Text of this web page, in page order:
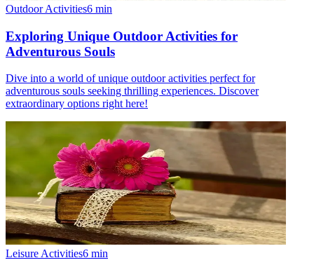
Outdoor Activities6 min
Exploring Unique Outdoor Activities for
Adventurous Souls
Dive into a world of unique outdoor activities perfect for
adventurous souls seeking thrilling experiences. Discover
extraordinary options right here!
Leisure Activities6 min